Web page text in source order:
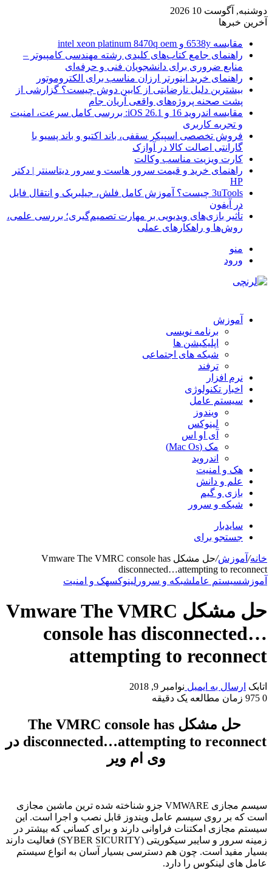
دوشنبه, آگوست 10 2026
آخرین خبرها
مقایسه 6538y و intel xeon platinum 8470q oem
راهنمای جامع کتاب‌های کلیدی رشته مهندسی کامپیوتر –
منابع ضروری برای دانشجویان فنی و حرفه‌ای
راهنمای خرید اینورتر ارزان مناسب برای الکتروموتور
بیشترین دلیل نارضایتی از کابین دوش چیست؟ گزارشی از
پشت صحنه پروژه‌های واقعی آریان جام
مقایسه اندروید 16 و iOS 26.1: بررسی کامل سرعت، امنیت
و تجربه کاربری
فروش تخصصی اسپیکر سقفی، باند اکتیو و باند پسیو با
گارانتی اصالت کالا در آوازک
کارت ویزیت مناسب وکالت
راهنمای خرید و قیمت سرور هاست و سرور دیتاسنتر | دکتر
HP
3uTools چیست؟ آموزش کامل فلش، جیلبریک و انتقال فایل
در آیفون
تأثیر بازی‌های ویدیویی بر مهارت تصمیم‌گیری؛ بررسی علمی،
روش‌ها و راهکارهای عملی
منو
ورود
آموزش
برنامه نویسی
اپلیکیشن ها
شبکه های اجتماعی
ترفند
نرم افزار
اخبار تکنولوژی
سیستم عامل
ویندوز
لینوکس
آی او اس
مک (Mac Os)
اندروید
هک و امنیت
علم و دانش
بازی و گیم
شبکه و سرور
سایدبار
جستجو برای
خانه/ آموزش/
حل مشکل Vmware The VMRC console has
disconnected…attempting to reconnect
آموزشسیستم عاملشبکه و سرور لینوکسهک و امنیت
حل مشکل Vmware The VMRC
console has disconnected…
attempting to reconnect
اتابک ارسال به ایمیل نوامبر 9, 2018
0
زمان مطالعه یک دقیقه
حل مشکل The VMRC console has
disconnected…attempting to reconnect در
وی ام ویر
سیسم مجازی VMWARE جزو شناخته شده ترین ماشین مجازی
است که بر روی سیسم عامل ویندوز قابل نصب و اجرا است. این
سیستم مجازی امکتنات فراوانی دارند و برای کسانی که بیشتر در
زمینه سرور و سایبر سیکوریتی (SYBER SICURITY) فعالیت دارند
بسیار مفید است. چون هم دسترسی بسیار آسان به انواع سیستم
عامل های لینکوس را دارد.